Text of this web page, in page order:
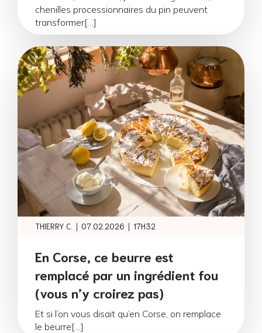
chenilles processionnaires du pin peuvent
transformer[…]
THIERRY C. | 07.02.2026 | 17H32
En Corse, ce beurre est
remplacé par un ingrédient fou
(vous n’y croirez pas)
Et si l’on vous disait qu’en Corse, on remplace
le beurre[…]